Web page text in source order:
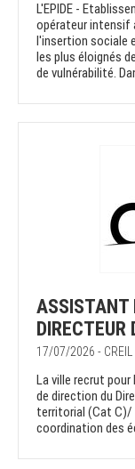
L'EPIDE -
opérateur intensif
l'insertion sociale
les plus éloignés
de vulnérabilité.
ASSISTANT
17/07/2026 - CREIL
La ville recrut pour
de direction du
territorial (Cat C)/
coordination des